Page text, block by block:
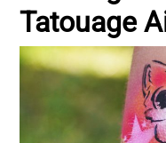
Tatouage